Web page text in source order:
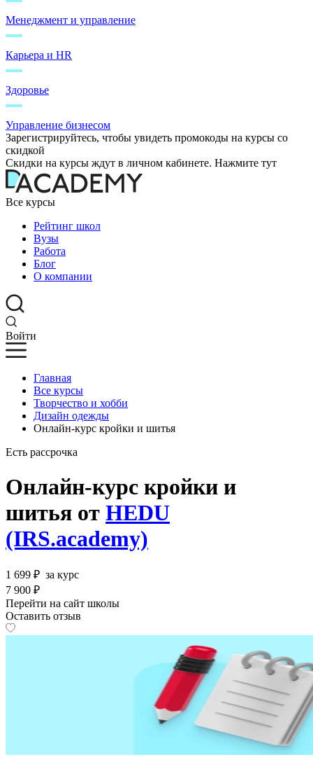
Менеджмент и управление
Карьера и HR
Здоровье
Управление бизнесом
Зарегистрируйтесь, чтобы увидеть промокоды на курсы со
скидкой
Скидки на курсы ждут в личном кабинете. Нажмите тут
Все курсы
Рейтинг школ
Вузы
Работа
Блог
О компании
Войти
Главная
Все курсы
Творчество и хобби
Дизайн одежды
Онлайн-курс кройки и шитья
Есть рассрочка
Онлайн-курс кройки и
шитья от HEDU
(IRS.academy)
1 699 ₽ за курс
7 900 ₽
Перейти на сайт школы
Оставить отзыв